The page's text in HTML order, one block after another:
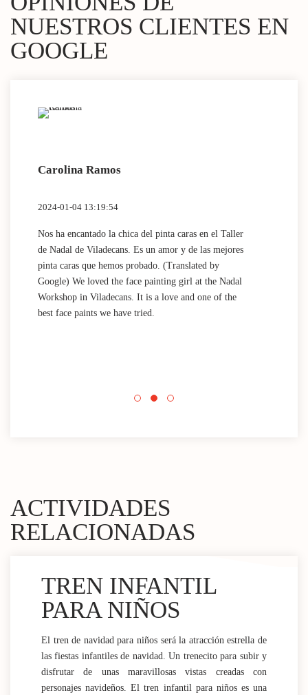
NUESTROS CLIENTES EN
GOOGLE
Carolina Ramos
2024-01-04 13:19:54
Nos ha encantado la chica del pinta caras en el Taller
de Nadal de Viladecans. Es un amor y de las mejores
pinta caras que hemos probado. (Translated by
Google) We loved the face painting girl at the Nadal
Workshop in Viladecans. It is a love and one of the
best face paints we have tried.
ACTIVIDADES
RELACIONADAS
TREN INFANTIL
PARA NIÑOS
El tren de navidad para niños será la atracción estrella de
las fiestas infantiles de navidad. Un trenecito para subir y
disfrutar de unas maravillosas vistas creadas con
personajes navideños. El tren infantil para niños es una